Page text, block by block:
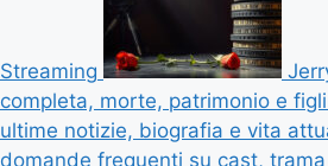
Streaming
completa, morte, patrimonio e figli
ultime notizie, biografia e vita
domande frequenti su cast,